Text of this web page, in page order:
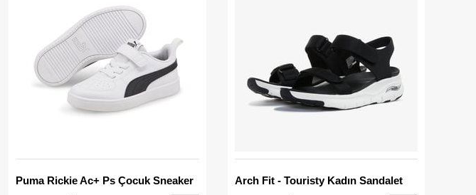
Puma Rickie Ac+ Ps Çocuk Sneaker
Arch Fit - Touristy Kadın Sandalet